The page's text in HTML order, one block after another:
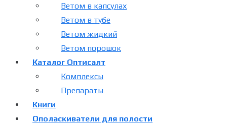
Ветом в капсулах
Ветом в тубе
Ветом жидкий
Ветом порошок
Каталог Оптисалт
Комплексы
Препараты
Книги
Ополаскиватели для полости